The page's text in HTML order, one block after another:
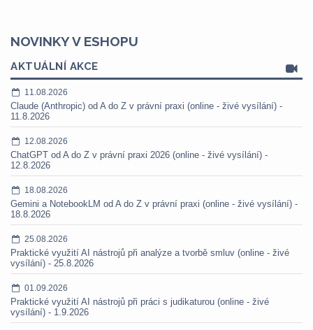
NOVINKY V ESHOPU
AKTUÁLNÍ AKCE
11.08.2026
Claude (Anthropic) od A do Z v právní praxi (online - živé vysílání) -
11.8.2026
12.08.2026
ChatGPT od A do Z v právní praxi 2026 (online - živé vysílání) -
12.8.2026
18.08.2026
Gemini a NotebookLM od A do Z v právní praxi (online - živé vysílání) -
18.8.2026
25.08.2026
Praktické využití AI nástrojů při analýze a tvorbě smluv (online - živé
vysílání) - 25.8.2026
01.09.2026
Praktické využití AI nástrojů při práci s judikaturou (online - živé
vysílání) - 1.9.2026